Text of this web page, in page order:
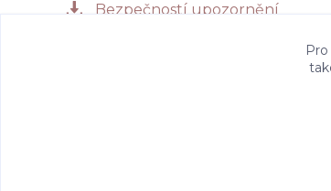
Bezpečností upozornění